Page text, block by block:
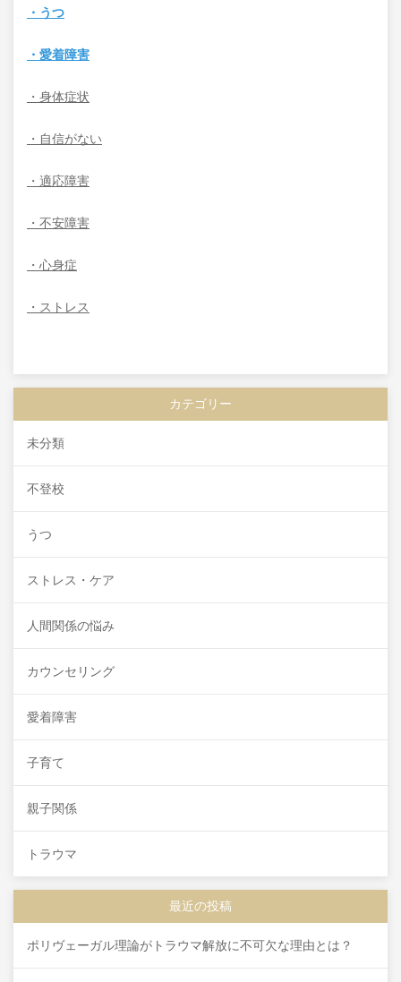
・うつ
・愛着障害
・身体症状
・自信がない
・適応障害
・不安障害
・心身症
・ストレス
カテゴリー
未分類
不登校
うつ
ストレス・ケア
人間関係の悩み
カウンセリング
愛着障害
子育て
親子関係
トラウマ
最近の投稿
ポリヴェーガル理論がトラウマ解放に不可欠な理由とは？